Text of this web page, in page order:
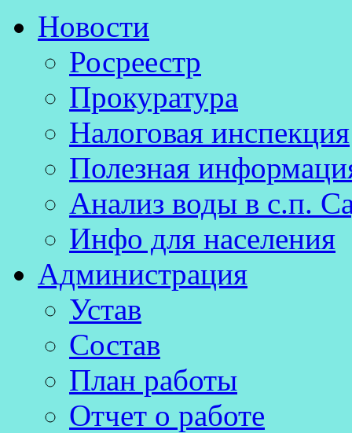
Новости
Росреестр
Прокуратура
Налоговая инспекция
Полезная
Анализ воды в с.п.
Инфо для населения
Администрация
Устав
Состав
План работы
Отчет о работе